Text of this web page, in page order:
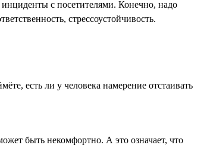
с посетителями. Конечно, надо
стрессоустойчивость.
есть ли у человека намерение отстаивать
быть некомфортно. А это означает, что